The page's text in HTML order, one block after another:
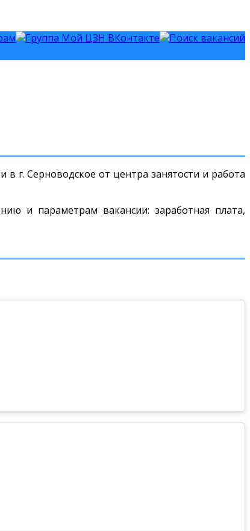
г. Серноводское от центра занятости и работа
и параметрам вакансии: заработная плата,